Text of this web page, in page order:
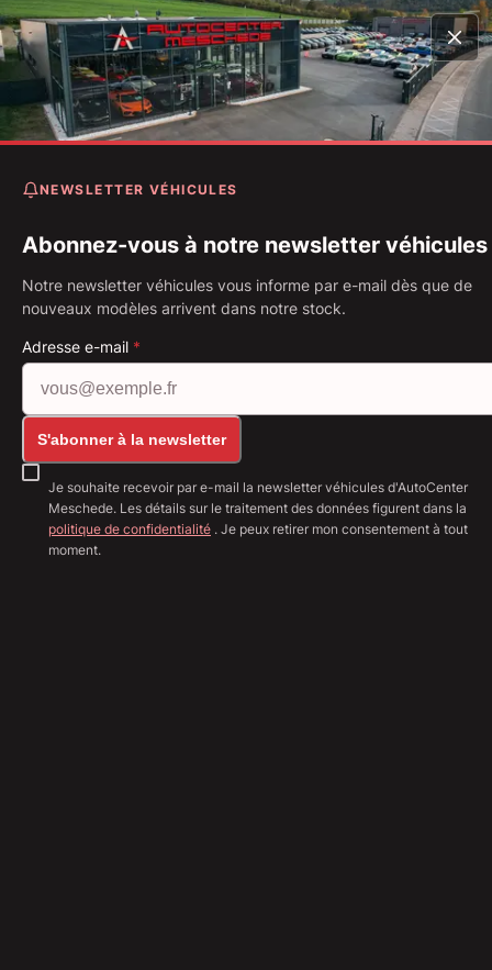
NEWSLETTER VÉHICULES
Abonnez-vous à notre newsletter véhicules
Notre newsletter véhicules vous informe par e-mail dès que de
nouveaux modèles arrivent dans notre stock.
Adresse e-mail *
S'abonner à la newsletter
Je souhaite recevoir par e-mail la newsletter véhicules d'AutoCenter
Meschede. Les détails sur le traitement des données figurent dans la
politique de confidentialité . Je peux retirer mon consentement à tout
moment.